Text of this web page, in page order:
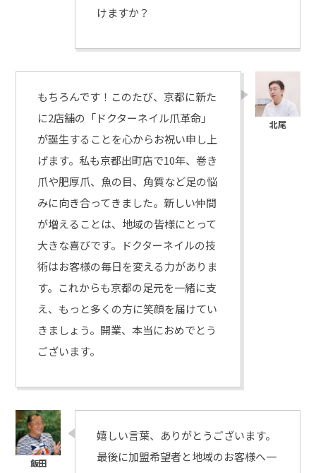
けますか？
もちろんです！このたび、京都に新た
に2店舗の「ドクターネイル爪革命」
が誕生することを心からお祝い申し上
げます。私も京都出町店で10年、巻き
爪や肥厚爪、魚の目、角質など足の悩
みに向き合ってきました。新しい仲間
が増えることは、地域の皆様にとって
大きな喜びです。ドクターネイルの技
術はお客様の毎日を変える力がありま
す。これからも京都の足元を一緒に支
え、もっと多くの方に笑顔を届けてい
きましょう。開業、本当におめでとう
ございます。
嬉しい言葉、ありがとうございます。
最後に加盟希望者と地域のお客様へ一